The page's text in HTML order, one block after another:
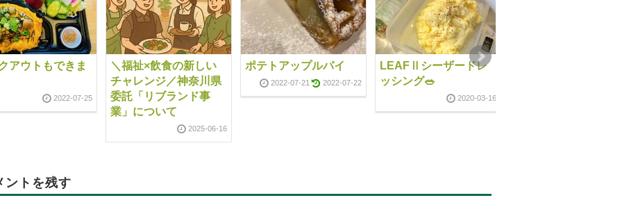
アウトもできま
2022-07-25
＼福祉×飲食の新しい
チャレンジ／神奈川県
委託「リブランド事
業」について
2025-06-16
ポテトアップルパイ
2022-07-21 2022-07-22
LEAFⅡシーザードレ
ッシング🥗
2020-03-16
ントを残す